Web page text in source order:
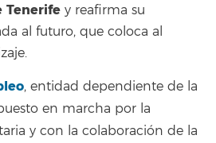
Tenerife y reafirma su
al futuro, que coloca al
, entidad dependiente de la
en marcha por la
y con la colaboración de la